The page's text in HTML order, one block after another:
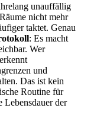
unauffällig
nicht mehr
taktet. Genau
: Es macht
Wer
und
Das ist kein
Routine für
Lebensdauer der